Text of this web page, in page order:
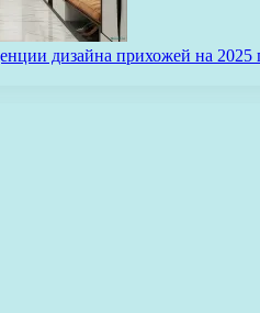
дизайна прихожей на